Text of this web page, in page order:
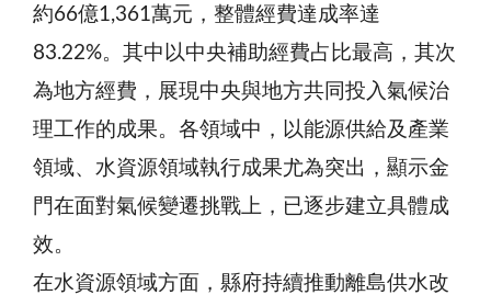
約66億1,361萬元，整體經費達成率達
83.22%。其中以中央補助經費占比最高，其次
為地方經費，展現中央與地方共同投入氣候治
理工作的成果。各領域中，以能源供給及產業
領域、水資源領域執行成果尤為突出，顯示金
門在面對氣候變遷挑戰上，已逐步建立具體成
效。
在水資源領域方面，縣府持續推動離島供水改